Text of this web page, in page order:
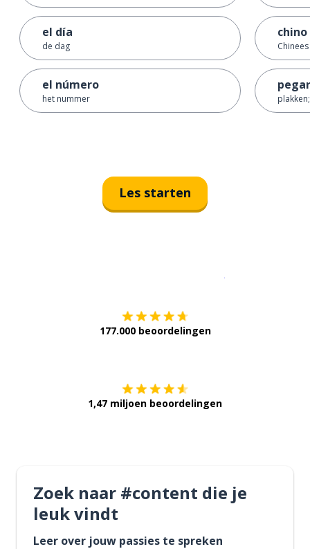
el día
de dag
el número
het nummer
chino
Chinees
pegar
Les starten
177.000 beoordelingen
1,47 miljoen beoordelingen
Zoek naar #content die je
leuk vindt
Leer over jouw passies te spreken